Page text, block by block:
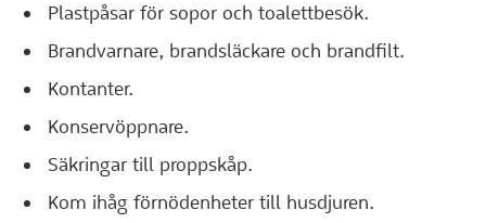
Plastpåsar för sopor och toalettbesök.
Brandvarnare, brandsläckare och brandfilt.
Kontanter.
Konservöppnare.
Säkringar till proppskåp.
Kom ihåg förnödenheter till husdjuren.